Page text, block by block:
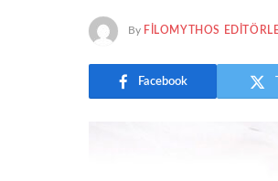
By FILOMYTHOS
Facebook